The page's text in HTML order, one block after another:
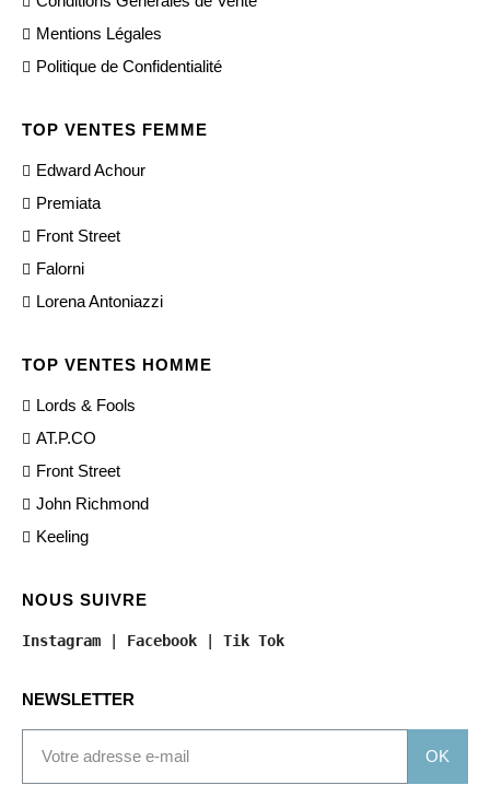
Mentions Légales
Politique de Confidentialité
TOP VENTES FEMME
Edward Achour
Premiata
Front Street
Falorni
Lorena Antoniazzi
TOP VENTES HOMME
Lords & Fools
AT.P.CO
Front Street
John Richmond
Keeling
NOUS SUIVRE
Instagram | Facebook | Tik Tok
NEWSLETTER
OK